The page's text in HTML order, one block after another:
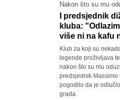
Nakon što su mu
I predsjednik
kluba:
više ni na kafu
Klub za koji su
legende proživljava
nakon što su mu
predsjednik Massimo
pogodilo da je
grada.